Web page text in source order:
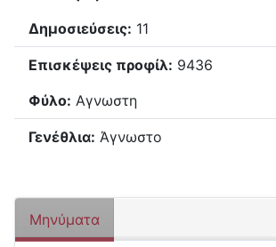
Δημοσιεύσεις: 11
Επισκέψεις προφίλ: 9436
Φύλο: Αγνωστη
Γενέθλια: Άγνωστο
Μηνύματα